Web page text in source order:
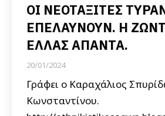
ΟΙ ΝΕΟΤΑΞΙΤΕΣ
ΕΠΕΛΑΥΝΟΥΝ. Η
ΕΛΛΑΣ ΑΠΑΝΤΑ.
20/01/2024
Γράφει ο Καραχάλιος
Κωνσταντίνου.